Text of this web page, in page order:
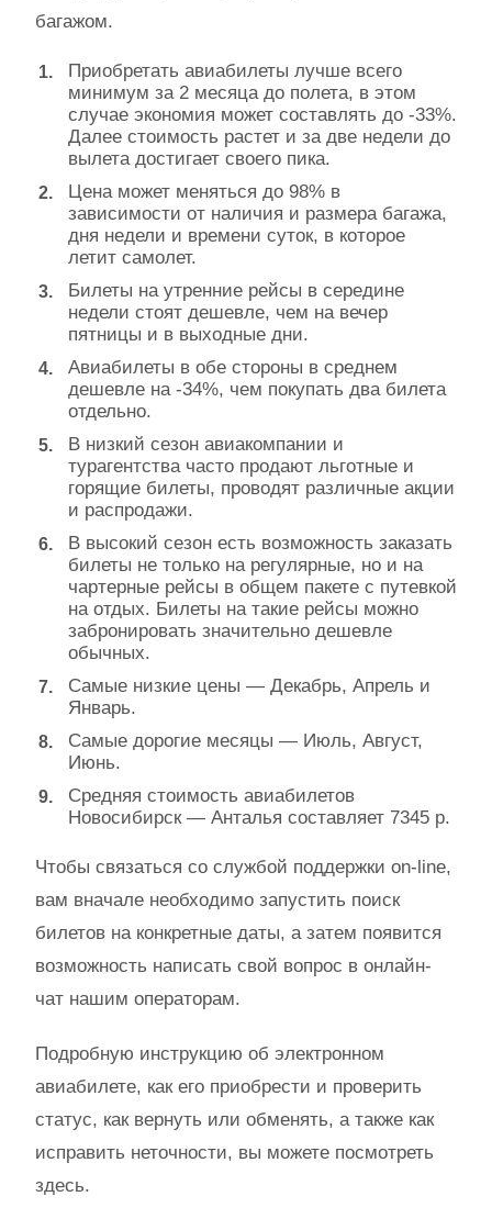
багажом.
Приобретать авиабилеты лучше всего
минимум за 2 месяца до полета, в этом
случае экономия может составлять до -33%.
Далее стоимость растет и за две недели до
вылета достигает своего пика.
Цена может меняться до 98% в
зависимости от наличия и размера багажа,
дня недели и времени суток, в которое
летит самолет.
Билеты на утренние рейсы в середине
недели стоят дешевле, чем на вечер
пятницы и в выходные дни.
Авиабилеты в обе стороны в среднем
дешевле на -34%, чем покупать два билета
отдельно.
В низкий сезон авиакомпании и
турагентства часто продают льготные и
горящие билеты, проводят различные акции
и распродажи.
В высокий сезон есть возможность заказать
билеты не только на регулярные, но и на
чартерные рейсы в общем пакете с путевкой
на отдых. Билеты на такие рейсы можно
забронировать значительно дешевле
обычных.
Самые низкие цены — Декабрь, Апрель и
Январь.
Самые дорогие месяцы — Июль, Август,
Июнь.
Средняя стоимость авиабилетов
Новосибирск — Анталья составляет 7345 р.
Чтобы связаться со службой поддержки on-line,
вам вначале необходимо запустить поиск
билетов на конкретные даты, а затем появится
возможность написать свой вопрос в онлайн-
чат нашим операторам.
Подробную инструкцию об электронном
авиабилете, как его приобрести и проверить
статус, как вернуть или обменять, а также как
исправить неточности, вы можете посмотреть
здесь.